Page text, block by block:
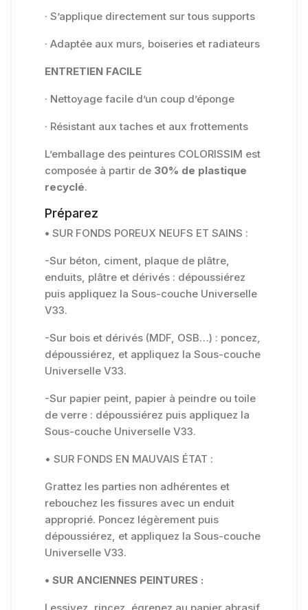
· S’applique directement sur tous supports
· Adaptée aux murs, boiseries et radiateurs
ENTRETIEN FACILE
· Nettoyage facile d’un coup d’éponge
· Résistant aux taches et aux frottements
L’emballage des peintures COLORISSIM est
composée à partir de 30% de plastique
recyclé.
Préparez
• SUR FONDS POREUX NEUFS ET SAINS :
-Sur béton, ciment, plaque de plâtre,
enduits, plâtre et dérivés : dépoussiérez
puis appliquez la Sous-couche Universelle
V33.
-Sur bois et dérivés (MDF, OSB…) : poncez,
dépoussiérez, et appliquez la Sous-couche
Universelle V33.
-Sur papier peint, papier à peindre ou toile
de verre : dépoussiérez puis appliquez la
Sous-couche Universelle V33.
• SUR FONDS EN MAUVAIS ÉTAT :
Grattez les parties non adhérentes et
rebouchez les fissures avec un enduit
approprié. Poncez légèrement puis
dépoussiérez, et appliquez la Sous-couche
Universelle V33.
• SUR ANCIENNES PEINTURES :